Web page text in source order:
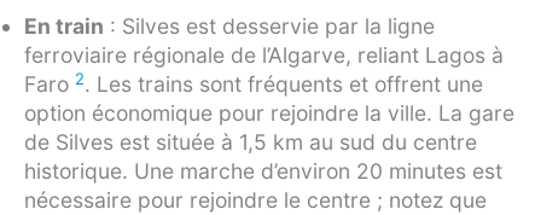
En train : Silves est desservie par la ligne
ferroviaire régionale de l’Algarve, reliant Lagos à
Faro 2. Les trains sont fréquents et offrent une
option économique pour rejoindre la ville. La gare
de Silves est située à 1,5 km au sud du centre
historique. Une marche d’environ 20 minutes est
nécessaire pour rejoindre le centre ; notez que